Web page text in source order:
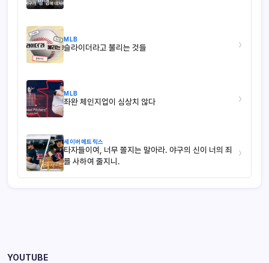
MLB
슬라이더라고 불리는 것들 ›
MLB
좌완 체인지업이 심상치 않다 ›
세이버메트릭스
타자들이여, 너무 쫄지는 말아라. 야구의 신이 너의 죄
를 사하여 줄지니.
›
YOUTUBE